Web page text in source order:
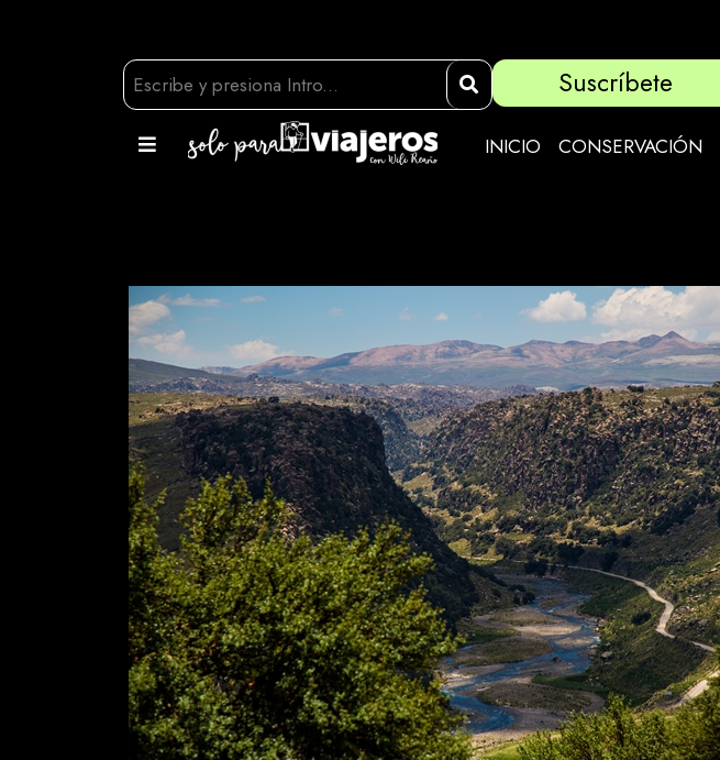
Suscríbete
INICIO CONSERVACIÓN